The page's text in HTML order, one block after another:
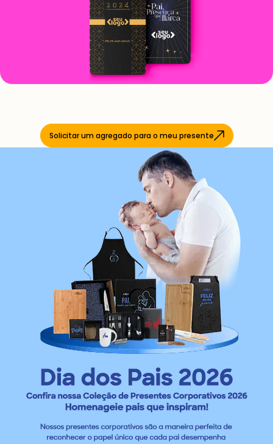
Solicitar um agregado para o meu presente